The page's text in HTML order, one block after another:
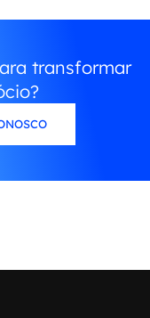
transformar